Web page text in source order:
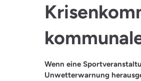
Wenn eine
Unwetterwarnung